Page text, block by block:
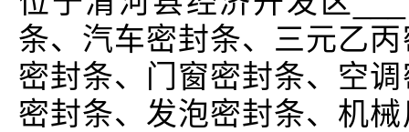
条、汽车密封条、三元乙
密封条、门窗密封条、空
密封条、发泡密封条、机